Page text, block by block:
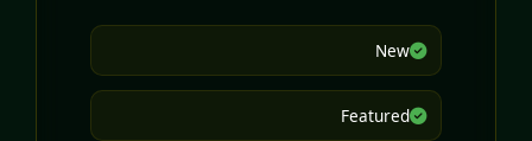
New
Featured